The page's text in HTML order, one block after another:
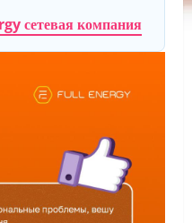
сетевая компания